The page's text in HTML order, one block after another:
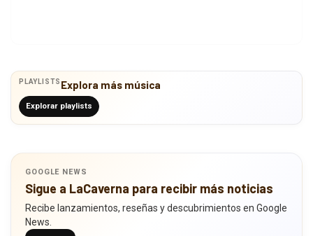
PLAYLISTS Explora más música
Explorar playlists
GOOGLE NEWS
Sigue a LaCaverna para recibir más noticias
Recibe lanzamientos, reseñas y descubrimientos en Google
News.